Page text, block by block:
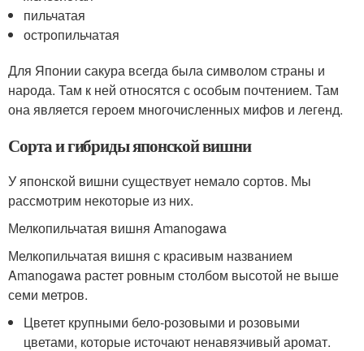
пильчатая
остропильчатая
Для Японии сакура всегда была символом страны и
народа. Там к ней относятся с особым почтением. Там
она является героем многочисленных мифов и легенд.
Сорта и гибриды японской вишни
У японской вишни существует немало сортов. Мы
рассмотрим некоторые из них.
Мелкопильчатая вишня Amanogawa
Мелкопильчатая вишня с красивым названием
Amanogawa растет ровным столбом высотой не выше
семи метров.
Цветет крупными бело-розовыми и розовыми
цветами, которые источают ненавязчивый аромат.